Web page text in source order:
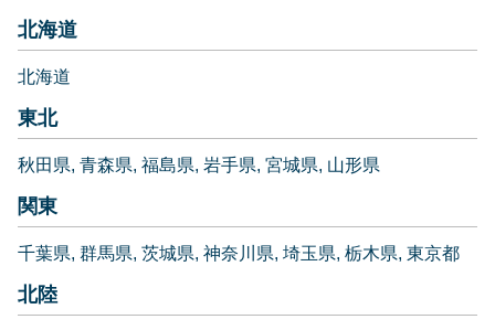
北海道
北海道
東北
秋田県 青森県 福島県 岩手県 宮城県 山形県
関東
千葉県 群馬県 茨城県 神奈川県 埼玉県 栃木県 東京都
北陸